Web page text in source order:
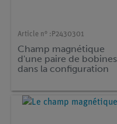
Article n° : P2430301
Champ magnétique
d'une paire de bobines
dans la configuration
teslamètre